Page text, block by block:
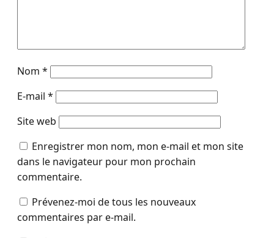
Nom *
E-mail *
Site web
Enregistrer mon nom, mon e-mail et mon site
dans le navigateur pour mon prochain
commentaire.
Prévenez-moi de tous les nouveaux
commentaires par e-mail.